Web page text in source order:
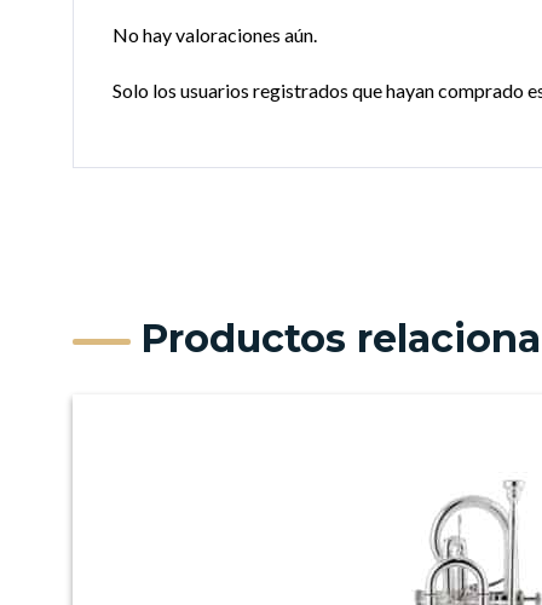
No hay valoraciones aún.
Solo los usuarios registrados que hayan comprado
Productos